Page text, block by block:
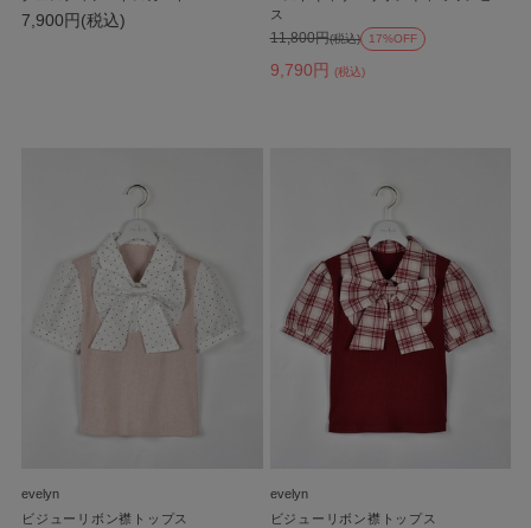
7,900円(税込)
ス
9,790円 (税込)
11,800円(税込) 17%OFF
evelyn
ビジューリボン襟トップス
evelyn
ビジューリボン襟トップス